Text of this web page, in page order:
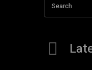
Search